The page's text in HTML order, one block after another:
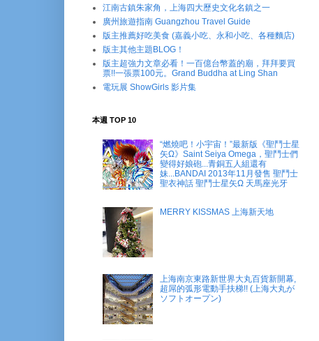
江南古鎮朱家角，上海四大歷史文化名鎮之一
廣州旅遊指南 Guangzhou Travel Guide
版主推薦好吃美食 (嘉義小吃、永和小吃、各種麵店)
版主其他主題BLOG！
版主超強力文章必看！一百億台幣蓋的廟，拜拜要買
票!!一張票100元。Grand Buddha at Ling Shan
電玩展 ShowGirls 影片集
本週 TOP 10
“燃燒吧！小宇宙！”最新版《聖鬥士星
矢Ω》Saint Seiya Omega，聖鬥士們
變得好娘砲...青銅五人組還有
妹...BANDAI 2013年11月發售 聖鬥士
聖衣神話 聖鬥士星矢Ω 天馬座光牙
MERRY KISSMAS 上海新天地
上海南京東路新世界大丸百貨新開幕,
超屌的弧形電動手扶梯!! (上海大丸が
ソフトオープン)